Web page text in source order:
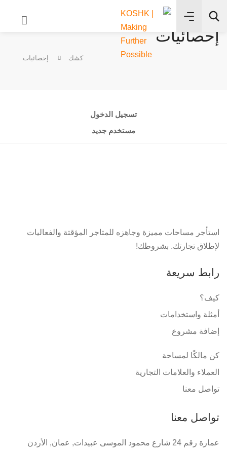
✨
إحصائيات
كشك إحصائيات
تسجيل الدخول
مستخدم جديد
استأجر مساحات مميزة وجاهزه للمتاجر المؤقتة والفعاليات
لإطلاق تجارتك. بشروطك!
رابط سريعة
كيف؟
أمثلة واستخدامات
إضافة مشروع
كن مالكًا لمساحة
العملاء والعلامات التجارية
تواصل معنا
تواصل معنا
عمارة رقم 24 شارع محمود الموسى عبيدات, عمان, الأردن